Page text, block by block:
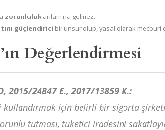
zorunluluk anlamına gelmez.
güçlendirici bir unsur olup, yasal olarak mecburi
Değerlendirmesi
2015/24847 E., 2017/13859 K.:
kullandırmak için belirli bir sigorta
tutması, tüketici iradesini